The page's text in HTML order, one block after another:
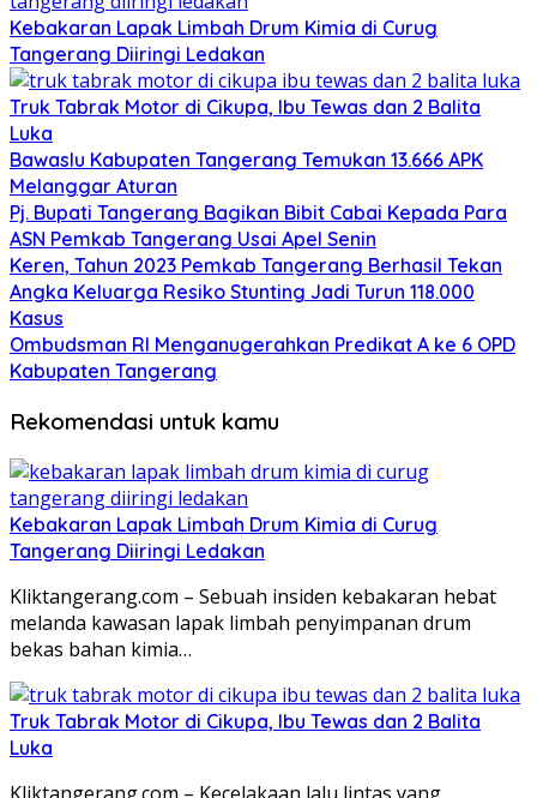
Kebakaran Lapak Limbah Drum Kimia di Curug
Tangerang Diiringi Ledakan
Truk Tabrak Motor di Cikupa, Ibu Tewas dan 2 Balita
Luka
Bawaslu Kabupaten Tangerang Temukan 13.666 APK
Melanggar Aturan
Pj. Bupati Tangerang Bagikan Bibit Cabai Kepada Para
ASN Pemkab Tangerang Usai Apel Senin
Keren, Tahun 2023 Pemkab Tangerang Berhasil Tekan
Angka Keluarga Resiko Stunting Jadi Turun 118.000
Kasus
Ombudsman RI Menganugerahkan Predikat A ke 6 OPD
Kabupaten Tangerang
Rekomendasi untuk kamu
Kebakaran Lapak Limbah Drum Kimia di Curug
Tangerang Diiringi Ledakan
Kliktangerang.com – Sebuah insiden kebakaran hebat
melanda kawasan lapak limbah penyimpanan drum
bekas bahan kimia…
Truk Tabrak Motor di Cikupa, Ibu Tewas dan 2 Balita
Luka